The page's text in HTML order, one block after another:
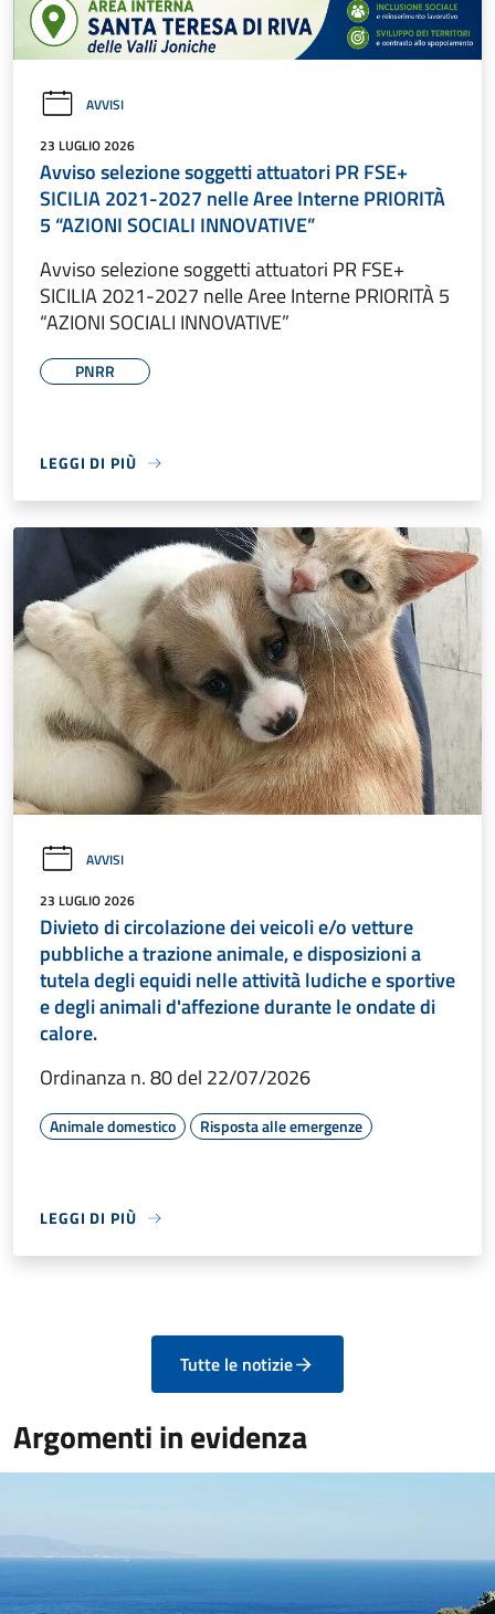
AVVISI
23 LUGLIO 2026
Avviso selezione soggetti attuatori PR FSE+
SICILIA 2021-2027 nelle Aree Interne PRIORITÀ
5 “AZIONI SOCIALI INNOVATIVE”
Avviso selezione soggetti attuatori PR FSE+
SICILIA 2021-2027 nelle Aree Interne PRIORITÀ 5
“AZIONI SOCIALI INNOVATIVE”
PNRR
LEGGI DI PIÙ
AVVISI
23 LUGLIO 2026
Divieto di circolazione dei veicoli e/o vetture
pubbliche a trazione animale, e disposizioni a
tutela degli equidi nelle attività ludiche e sportive
e degli animali d'affezione durante le ondate di
calore.
Ordinanza n. 80 del 22/07/2026
Animale domestico Risposta alle emergenze
LEGGI DI PIÙ
Tutte le notizie
Argomenti in evidenza